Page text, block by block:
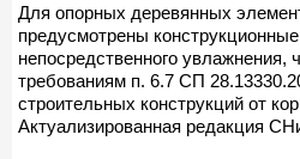
Для опорных деревянных
предусмотрены
непосредственного увлажнения,
требованиям п. 6.7 СП
строительных конструкций от
Актуализированная редакция